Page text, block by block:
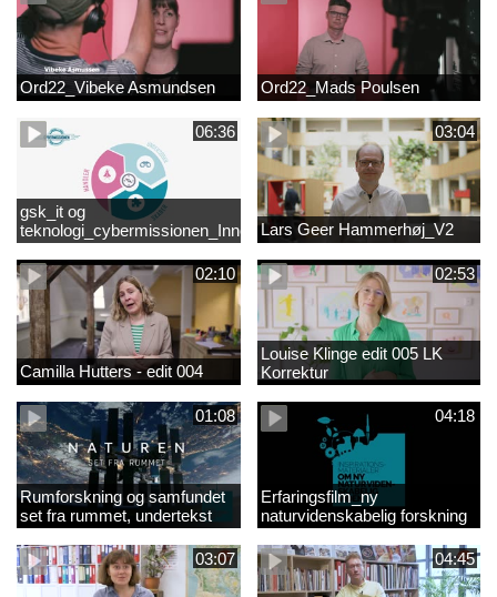
Ord22_Vibeke Asmundsen Ord22_Mads Poulsen
06:36
gsk_it og
teknologi_cybermissionen_Innovationscirklen
03:04
Lars Geer Hammerhøj_V2
02:10
Camilla Hutters - edit 004
02:53
Louise Klinge edit 005 LK
Korrektur
01:08
Rumforskning og samfundet
set fra rummet, undertekst
04:18
Erfaringsfilm_ny
naturvidenskabelig forskning
03:07 04:45